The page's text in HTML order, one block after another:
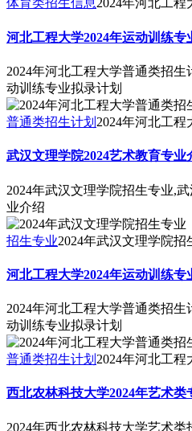
体育类招生信息2024年河北工程
河北工程大学2024年运动训练专
2024年河北工程大学普通类招生
动训练专业拟录计划
普通类招生计划 2024年河北工程
武汉文理学院2024艺术教育专业
2024年武汉文理学院招生专业,
业介绍
招生专业2024年武汉文理学院招
河北工程大学2024年运动训练专
2024年河北工程大学普通类招生
动训练专业拟录计划
普通类招生计划 2024年河北工程
西北农林科技大学2024年艺术
2024年西北农林科技大学艺术